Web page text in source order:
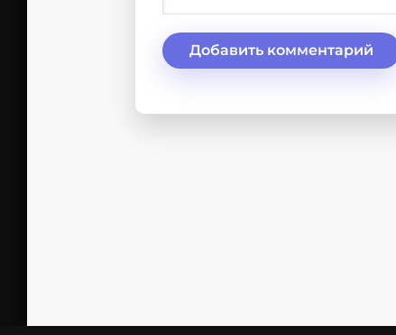
Добавить комментарий